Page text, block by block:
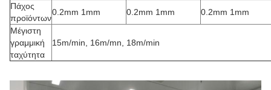
Πάχος
προϊόντων
0.2mm 1mm 0.2mm 1mm
0.2mm 1mm
Μέγιστη
γραμμική
ταχύτητα
15m/min, 16m/mn, 18m/min